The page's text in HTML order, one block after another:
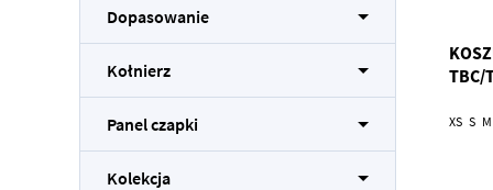
TBC/
XS S M
Dopasowanie
Kołnierz
Panel czapki
Kolekcja